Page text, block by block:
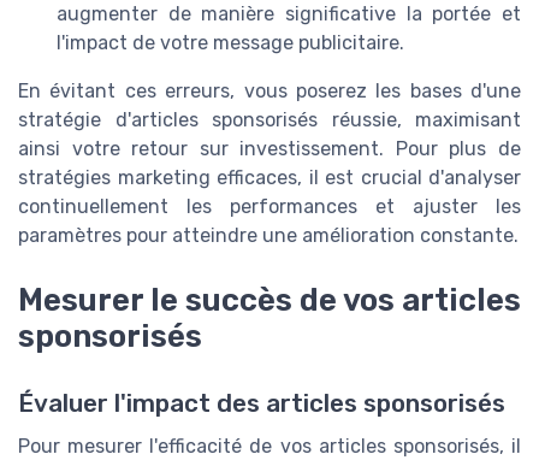
augmenter de manière significative la portée et
l'impact de votre message publicitaire.
En évitant ces erreurs, vous poserez les bases d'une
stratégie d'articles sponsorisés réussie, maximisant
ainsi votre retour sur investissement. Pour plus de
stratégies marketing efficaces, il est crucial d'analyser
continuellement les performances et ajuster les
paramètres pour atteindre une amélioration constante.
Mesurer le succès de vos articles
sponsorisés
Évaluer l'impact des articles sponsorisés
Pour mesurer l'efficacité de vos articles sponsorisés, il